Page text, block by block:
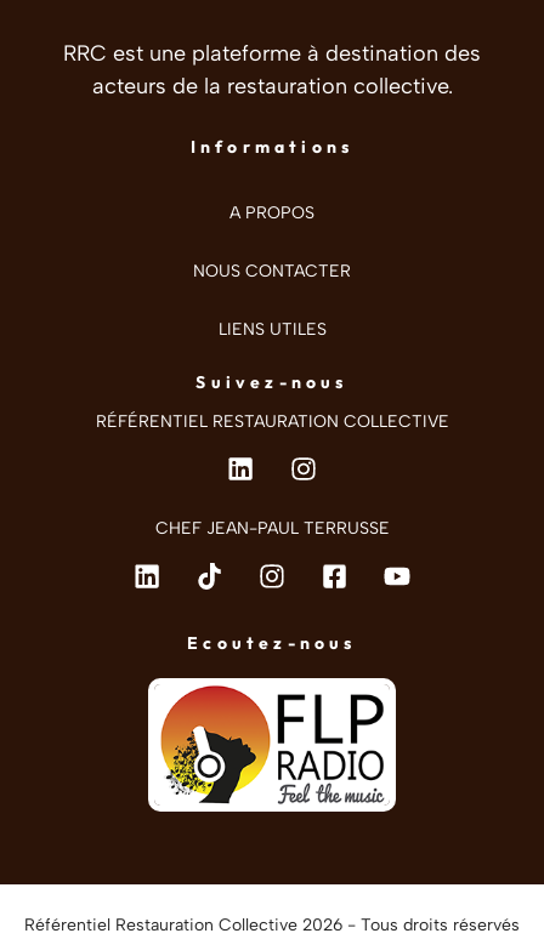
RRC est une plateforme à destination des
acteurs de la restauration collective.
Informations
A PROPOS
NOUS CONTACTER
LIENS UTILES
Suivez-nous
RÉFÉRENTIEL RESTAURATION COLLECTIVE
CHEF JEAN-PAUL TERRUSSE
Ecoutez-nous
Référentiel Restauration Collective 2026 - Tous droits réservés